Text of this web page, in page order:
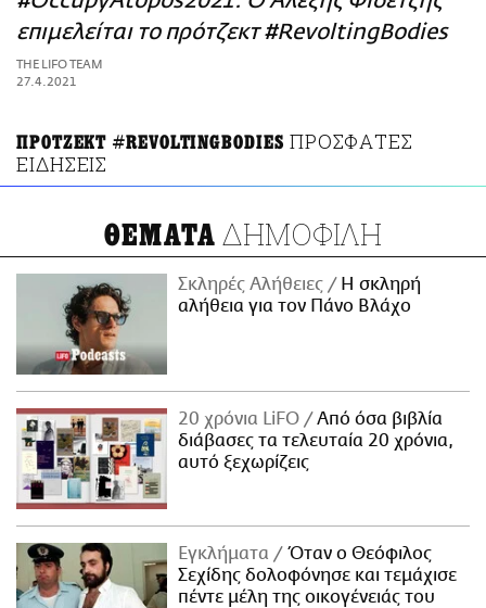
ΑΜΠΑ
PRINT
επιμελείται το πρότζεκτ #RevoltingBodies
THE LIFO TEAM
27.4.2021
ΠΡΟΤΖΕΚΤ #REVOLTINGBODIES ΠΡΟΣΦΑΤΕΣ
ΕΙΔΗΣΕΙΣ
ΘΕΜΑΤΑ ΔΗΜΟΦΙΛΗ
Σκληρές Αλήθειες
H σκληρή
αλήθεια για τον Πάνο Βλάχο
20 χρόνια LiFO
Από όσα βιβλία
διάβασες τα τελευταία 20 χρόνια,
αυτό ξεχωρίζεις
Εγκλήματα
Όταν ο Θεόφιλος
Σεχίδης δολοφόνησε και τεμάχισε
πέντε μέλη της οικογένειάς του